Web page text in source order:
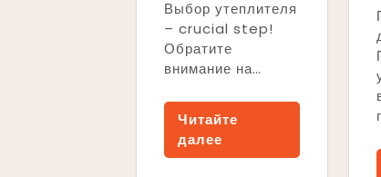
Выбор утеплителя
– crucial step!
Обратите
внимание на…
Читайте
далее